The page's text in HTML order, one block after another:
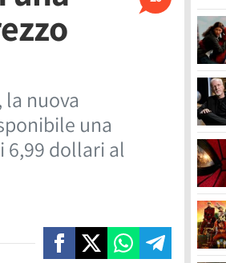
nuova
una
6,99 dollari al